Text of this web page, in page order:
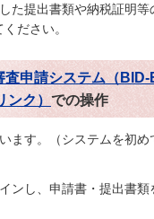
た提出書類や納税証明
ださい。
査申請システム（BID-
ンク） での操作
ます。（システムを初
ンし、申請書・提出書